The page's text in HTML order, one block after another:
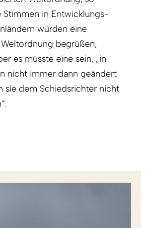
Stimmen in Entwicklungs-
würden eine
begrüßen,
es müsste eine sein, „in
nicht immer dann geändert
sie dem Schiedsrichter nicht